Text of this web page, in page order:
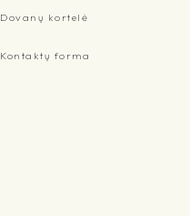
Dovanų kortelė
Kontaktų forma